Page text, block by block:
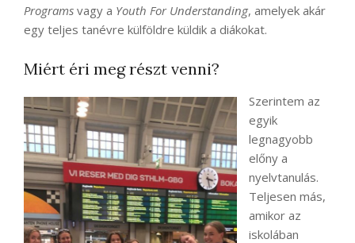
Programs vagy a Youth For Understanding, amelyek akár
egy teljes tanévre külföldre küldik a diákokat.
Miért éri meg részt venni?
Szerintem az
egyik
legnagyobb
előny a
nyelvtanulás.
Teljesen más,
amikor az
iskolában